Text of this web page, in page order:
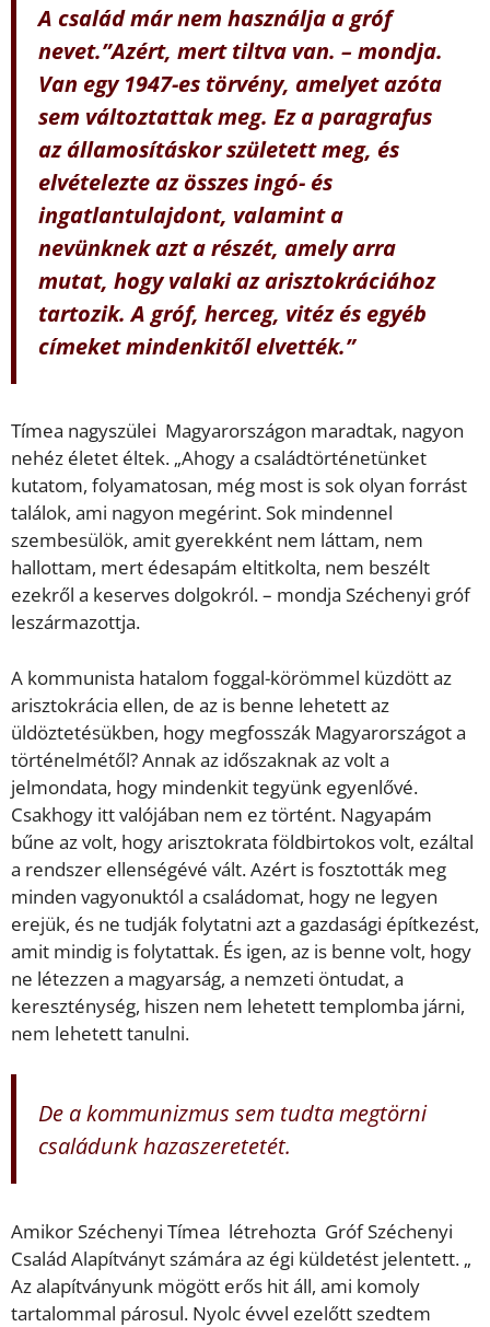
A család már nem használja a gróf
nevet.”Azért, mert tiltva van. – mondja.
Van egy 1947-es törvény, amelyet azóta
sem változtattak meg. Ez a paragrafus
az államosításkor született meg, és
elvételezte az összes ingó- és
ingatlantulajdont, valamint a
nevünknek azt a részét, amely arra
mutat, hogy valaki az arisztokráciához
tartozik. A gróf, herceg, vitéz és egyéb
címeket mindenkitől elvették.”
Tímea nagyszülei Magyarországon maradtak, nagyon
nehéz életet éltek. „Ahogy a családtörténetünket
kutatom, folyamatosan, még most is sok olyan forrást
találok, ami nagyon megérint. Sok mindennel
szembesülök, amit gyerekként nem láttam, nem
hallottam, mert édesapám eltitkolta, nem beszélt
ezekről a keserves dolgokról. – mondja Széchenyi gróf
leszármazottja.
A kommunista hatalom foggal-körömmel küzdött az
arisztokrácia ellen, de az is benne lehetett az
üldöztetésükben, hogy megfosszák Magyarországot a
történelmétől? Annak az időszaknak az volt a
jelmondata, hogy mindenkit tegyünk egyenlővé.
Csakhogy itt valójában nem ez történt. Nagyapám
bűne az volt, hogy arisztokrata földbirtokos volt, ezáltal
a rendszer ellenségévé vált. Azért is fosztották meg
minden vagyonuktól a családomat, hogy ne legyen
erejük, és ne tudják folytatni azt a gazdasági építkezést,
amit mindig is folytattak. És igen, az is benne volt, hogy
ne létezzen a magyarság, a nemzeti öntudat, a
kereszténység, hiszen nem lehetett templomba járni,
nem lehetett tanulni.
De a kommunizmus sem tudta megtörni
családunk hazaszeretetét.
Amikor Széchenyi Tímea létrehozta Gróf Széchenyi
Család Alapítványt számára az égi küldetést jelentett. „
Az alapítványunk mögött erős hit áll, ami komoly
tartalommal párosul. Nyolc évvel ezelőtt szedtem